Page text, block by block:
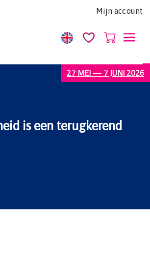
Mijn account
27 MEI — 7 JUNI 2026
is een terugkerend